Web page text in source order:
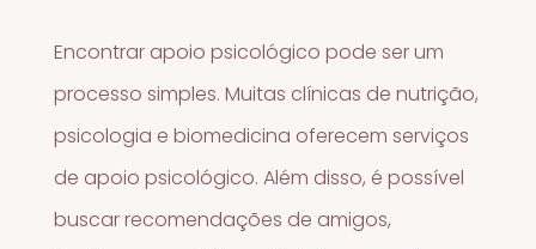
Encontrar apoio psicológico pode ser um
processo simples. Muitas clínicas de nutrição,
psicologia e biomedicina oferecem serviços
de apoio psicológico. Além disso, é possível
buscar recomendações de amigos,